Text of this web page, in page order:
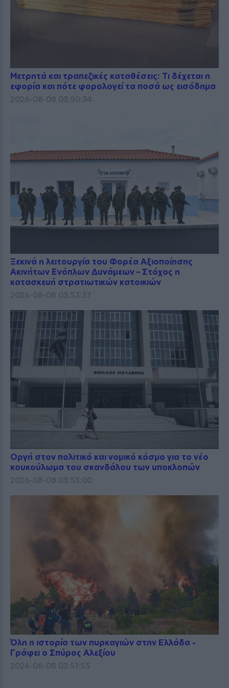
Μετρητά και τραπεζικές καταθέσεις: Τι δέχεται η
εφορία και πότε φορολογεί τα ποσά ως εισόδημα
2026-08-08 03:50:34
Ξεκινά η λειτουργία του Φορέα Αξιοποίησης
Ακινήτων Ενόπλων Δυνάμεων – Στόχος η
κατασκευή στρατιωτικών κατοικιών
2026-08-08 03:53:37
Οργή στον πολιτικό και νομικό κόσμο για το νέο
κουκούλωμα του σκανδάλου των υποκλοπών
2026-08-08 03:53:00
Όλη η ιστορία των πυρκαγιών στην Ελλάδα -
Γράφει ο Σπύρος Αλεξίου
2026-08-08 03:51:55